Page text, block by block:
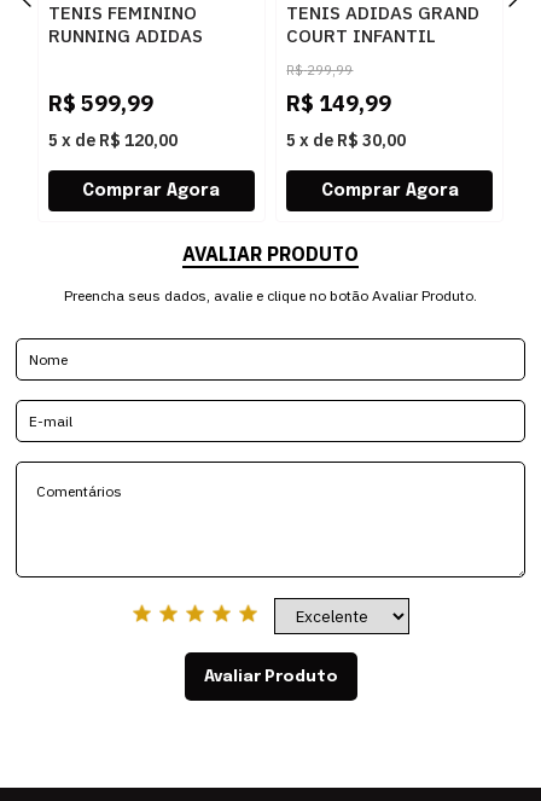
TENIS FEMININO
RUNNING ADIDAS
R$ 599,99
5 x de R$ 120,00
TENIS ADIDAS GRAND
COURT INFANTIL
ROSA/CLARO - 282939
R$ 299,99
R$ 149,99
5 x de R$ 30,00
AVALIAR PRODUTO
Preencha seus dados, avalie e clique no botão Avaliar Produto.
Avaliar Produto